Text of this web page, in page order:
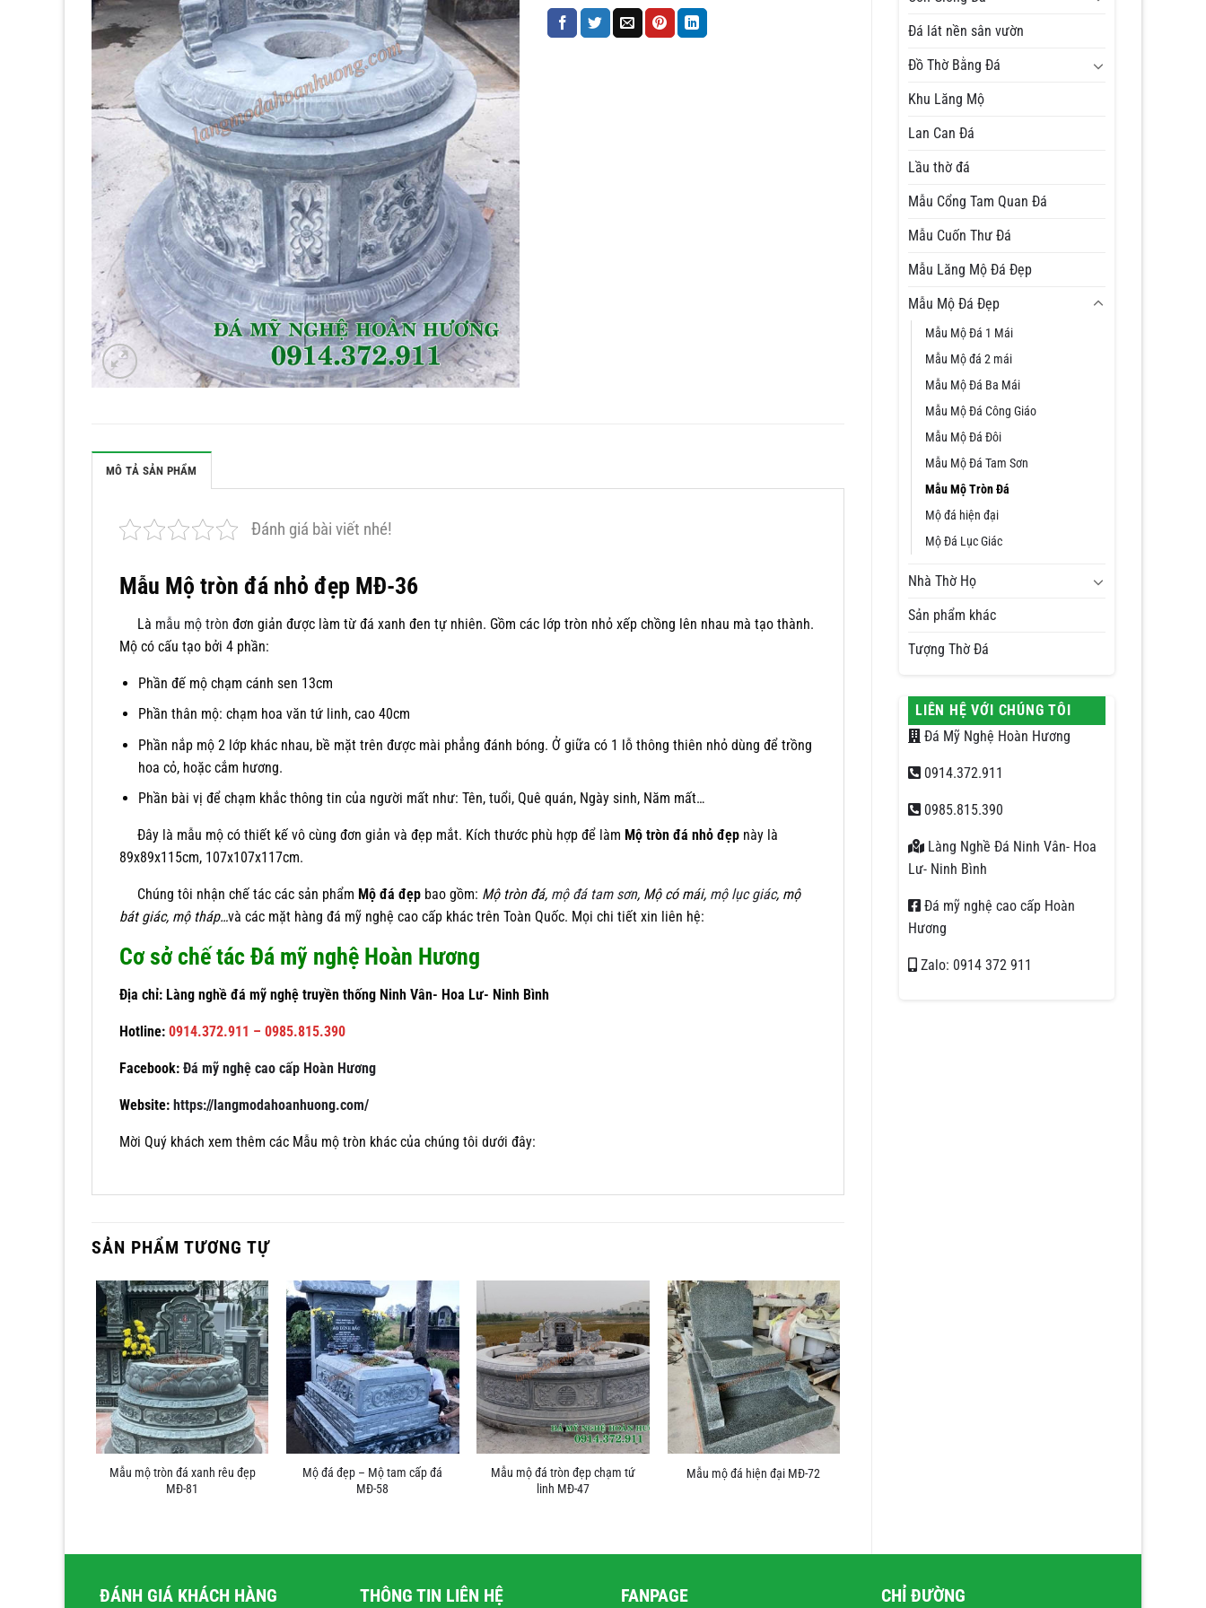
Đá lát nền sân vườn
Đồ Thờ Bằng Đá
Khu Lăng Mộ
Lan Can Đá
Lầu thờ đá
Mẫu Cổng Tam Quan Đá
Mẫu Cuốn Thư Đá
Mẫu Lăng Mộ Đá Đẹp
Mẫu Mộ Đá Đẹp
Mẫu Mộ Đá 1 Mái
Mẫu Mộ đá 2 mái
Mẫu Mộ Đá Ba Mái
Mẫu Mộ Đá Công Giáo
Mẫu Mộ Đá Đôi
Mẫu Mộ Đá Tam Sơn
Mẫu Mộ Tròn Đá
Mộ đá hiện đại
Mộ Đá Lục Giác
Nhà Thờ Họ
Sản phẩm khác
Tượng Thờ Đá
LIÊN HỆ VỚI CHÚNG TÔI
Đá Mỹ Nghệ Hoàn Hương
0914.372.911
0985.815.390
Làng Nghề Đá Ninh Vân- Hoa
Lư- Ninh Bình
Đá mỹ nghệ cao cấp Hoàn
Hương
Zalo: 0914 372 911
MÔ TẢ SẢN PHẨM
Đánh giá bài viết nhé!
Mẫu Mộ tròn đá nhỏ đẹp MĐ-36
Là mẫu mộ tròn đơn giản được làm từ đá xanh đen tự nhiên. Gồm các lớp tròn nhỏ xếp chồng lên nhau mà tạo thành.
Mộ có cấu tạo bởi 4 phần:
Phần đế mộ chạm cánh sen 13cm
Phần thân mộ: chạm hoa văn tứ linh, cao 40cm
Phần nắp mộ 2 lớp khác nhau, bề mặt trên được mài phẳng đánh bóng. Ở giữa có 1 lỗ thông thiên nhỏ dùng để trồng
hoa cỏ, hoặc cắm hương.
Phần bài vị để chạm khắc thông tin của người mất như: Tên, tuổi, Quê quán, Ngày sinh, Năm mất…
Đây là mẫu mộ có thiết kế vô cùng đơn giản và đẹp mắt. Kích thước phù hợp để làm Mộ tròn đá nhỏ đẹp này là
89x89x115cm, 107x107x117cm.
Chúng tôi nhận chế tác các sản phẩm Mộ đá đẹp bao gồm: Mộ tròn đá, mộ đá tam sơn, Mộ có mái, mộ lục giác, mộ
bát giác, mộ tháp…và các mặt hàng đá mỹ nghệ cao cấp khác trên Toàn Quốc. Mọi chi tiết xin liên hệ:
Cơ sở chế tác Đá mỹ nghệ Hoàn Hương
Địa chỉ: Làng nghề đá mỹ nghệ truyền thống Ninh Vân- Hoa Lư- Ninh Bình
Hotline: 0914.372.911 – 0985.815.390
Facebook: Đá mỹ nghệ cao cấp Hoàn Hương
Website: https://langmodahoanhuong.com/
Mời Quý khách xem thêm các Mẫu mộ tròn khác của chúng tôi dưới đây:
SẢN PHẨM TƯƠNG TỰ
Mẫu mộ tròn đá xanh rêu đẹp
MĐ-81
Mộ đá đẹp – Mộ tam cấp đá
MĐ-58
Mẫu mộ đá tròn đẹp chạm tứ
linh MĐ-47
Mẫu mộ đá hiện đại MĐ-72
ĐÁNH GIÁ KHÁCH HÀNG THÔNG TIN LIÊN HỆ FANPAGE CHỈ ĐƯỜNG